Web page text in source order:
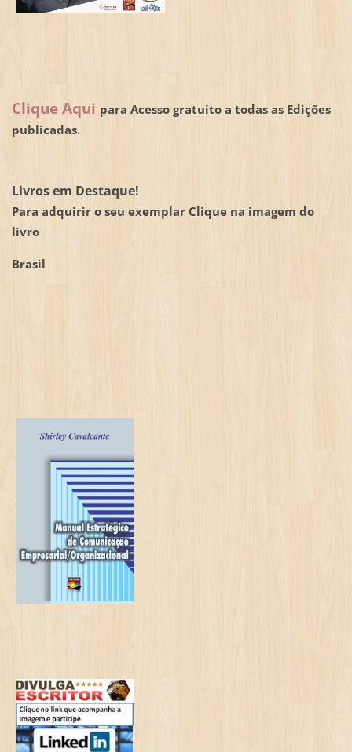
Clique Aqui para Acesso gratuito a todas as Edições
publicadas.
Livros em Destaque!
Para adquirir o seu exemplar Clique na imagem do
livro
Brasil